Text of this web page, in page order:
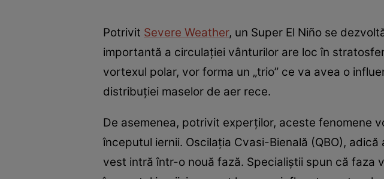
Potrivit Severe Weather, un Super El Niño se
importantă a circulației vânturilor are loc în
vortexul polar, vor forma un „trio” ce va avea o
distribuției maselor de aer rece.
De asemenea, potrivit experților, aceste fenomene
începutul iernii. Oscilația Cvasi-Bienală (QBO),
vest intră într-o nouă fază. Specialiștii spun că faza